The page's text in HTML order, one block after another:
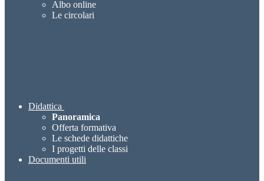
Albo online
Le circolari
Didattica
Panoramica
Offerta formativa
Le schede didattiche
I progetti delle classi
Documenti utili